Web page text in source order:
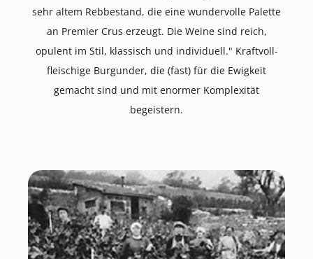
sehr altem Rebbestand, die eine wundervolle Palette
an Premier Crus erzeugt. Die Weine sind reich,
opulent im Stil, klassisch und individuell." Kraftvoll-
fleischige Burgunder, die (fast) für die Ewigkeit
gemacht sind und mit enormer Komplexität
begeistern.